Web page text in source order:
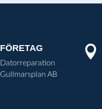
FÖRETAG
Datorreparation
Gullmarsplan AB
